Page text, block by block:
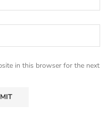
in this browser for the next